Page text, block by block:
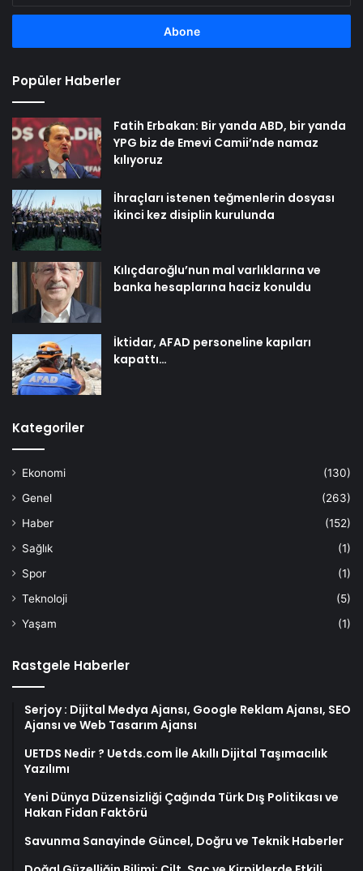
adresinizi
Popüler Haberler
Fatih Erbakan: Bir yanda ABD, bir yanda
YPG biz de Emevi Camii’nde namaz
kılıyoruz
İhraçları istenen teğmenlerin dosyası
ikinci kez disiplin kurulunda
Kılıçdaroğlu’nun mal varlıklarına ve
banka hesaplarına haciz konuldu
İktidar, AFAD personeline kapıları
kapattı…
Kategoriler
Ekonomi
(130)
Genel
(263)
Haber
(152)
Sağlık
(1)
Spor
(1)
Teknoloji
(5)
Yaşam
(1)
Rastgele Haberler
Serjoy : Dijital Medya Ajansı, Google Reklam Ajansı, SEO
Ajansı ve Web Tasarım Ajansı
UETDS Nedir ? Uetds.com İle Akıllı Dijital Taşımacılık
Yazılımı
Yeni Dünya Düzensizliği Çağında Türk Dış Politikası ve
Hakan Fidan Faktörü
Savunma Sanayinde Güncel, Doğru ve Teknik Haberler